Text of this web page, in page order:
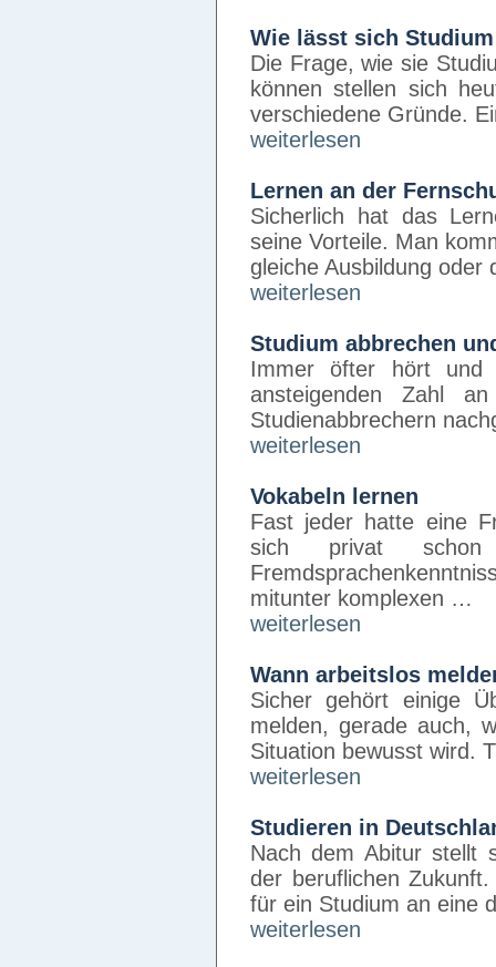
Wie lässt sich
Die Frage, wie sie
können stellen sich
verschiedene Gründe.
weiterlesen
Lernen an der
Sicherlich hat das
seine Vorteile. Man
gleiche Ausbildung
weiterlesen
Studium abbrechen
Immer öfter hört
ansteigenden Zahl
Studienabbrechern
weiterlesen
Vokabeln lernen
Fast jeder hatte eine
sich privat
mitunter komplexen …
weiterlesen
Wann arbeitslos
Sicher gehört einige
melden, gerade auch,
Situation bewusst wird.
weiterlesen
Studieren in
Nach dem Abitur stellt
der beruflichen
für ein Studium an eine
weiterlesen